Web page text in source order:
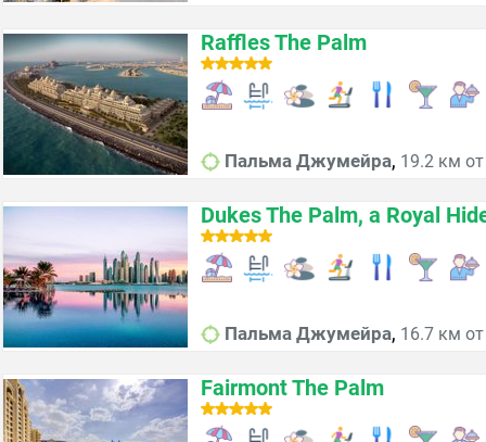
Raffles The Palm
Пальма Джумейра, 19.2 км
Dukes The Palm, a Royal
Пальма Джумейра, 16.7 км
Fairmont The Palm